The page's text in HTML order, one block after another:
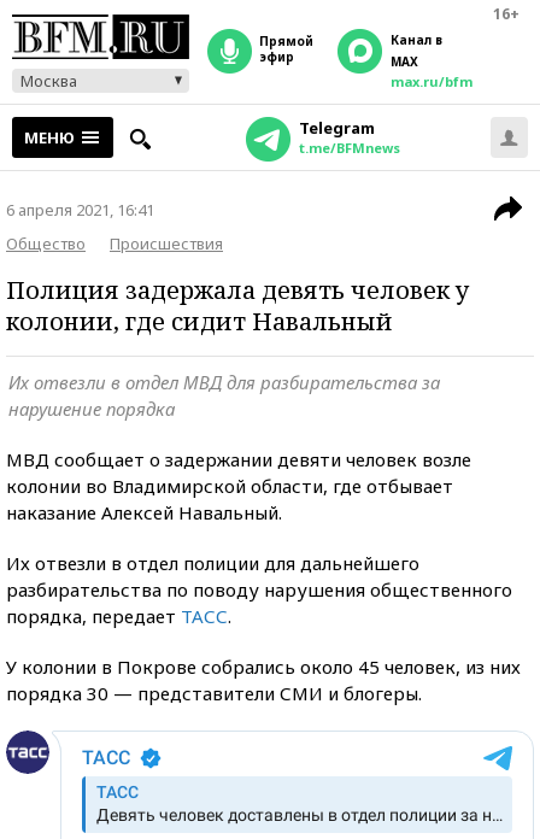
16+
Москва
прямой
эфир
Канал в
MAX
max.ru/bfm
МЕНЮ Telegram
t.me/BFMnews
6 апреля 2021, 16:41
Общество
Происшествия
Полиция задержала девять человек у
колонии, где сидит Навальный
Их отвезли в отдел МВД для разбирательства за
нарушение порядка
МВД сообщает о задержании девяти человек возле
колонии во Владимирской области, где отбывает
наказание Алексей Навальный.
Их отвезли в отдел полиции для дальнейшего
разбирательства по поводу нарушения общественного
порядка, передает ТАСС.
У колонии в Покрове собрались около 45 человек, из них
порядка 30 — представители СМИ и блогеры.